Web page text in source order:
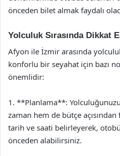
önceden bilet almak faydalı
Yolculuk Sırasında Dikkat
Afyon ile İzmir arasında
konforlu bir seyahat için bazı
önemlidir:
1. **Planlama**:
zaman hem de bütçe
tarih ve saati belirleyerek,
önceden alabilirsiniz.